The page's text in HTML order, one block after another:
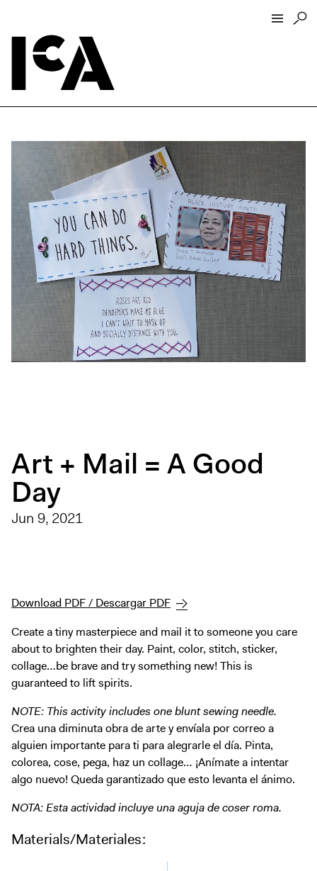
Hours + Admissions
Tickets
Directions + Parking
ICA Wine + Coffee Bar
Groups + Tours
For Educators
Accessibility
Visitor Guidelines + Policies
Exhibitions + Events
Exhibitions
Film
First Fridays
Collection
Digital Guide
Join + Give
Membership
Donate
Support the ICA
Closed Today
Art + Mail = A Good
Day
Jun 9, 2021
Download PDF / Descargar PDF
Create a tiny masterpiece and mail it to someone you care
about to brighten their day. Paint, color, stitch, sticker,
collage…be brave and try something new! This is
guaranteed to lift spirits.
NOTE: This activity includes one blunt sewing needle.
Crea una diminuta obra de arte y envíala por correo a
alguien importante para ti para alegrarle el día. Pinta,
colorea, cose, pega, haz un collage… ¡Anímate a intentar
algo nuevo! Queda garantizado que esto levanta el ánimo.
NOTA: Esta actividad incluye una aguja de coser roma.
Materials/Materiales: